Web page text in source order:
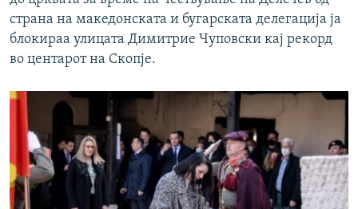
страна на македонската и бугарската делегација ја
блокираа улицата Димитрие Чуповски кај рекорд
во центарот на Скопје.